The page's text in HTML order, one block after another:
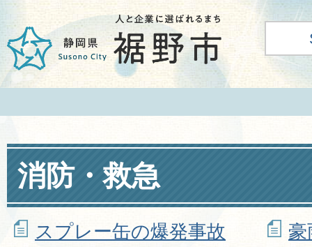
消防・救急
スプレー缶の爆発事故